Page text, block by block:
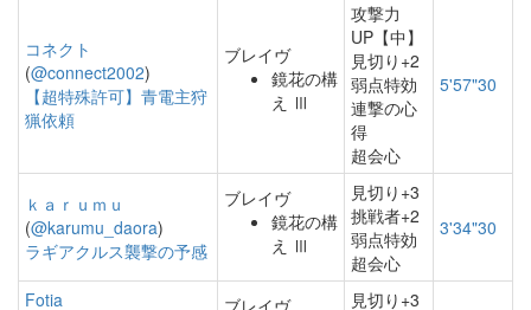
コネクト
(@connect2002)
【超特殊許可】青電主狩
猟依頼
ブレイヴ
鏡花の構
え Ⅲ
攻撃力
UP【中】
見切り+2
弱点特効
連撃の心
得
超会心
5'57"30
ｋａｒｕｍｕ
(@karumu_daora)
ラギアクルス襲撃の予感
ブレイヴ
鏡花の構
え Ⅲ
見切り+3
挑戦者+2
弱点特効
超会心
3'34"30
Fotia
ブレイヴ
見切り+3